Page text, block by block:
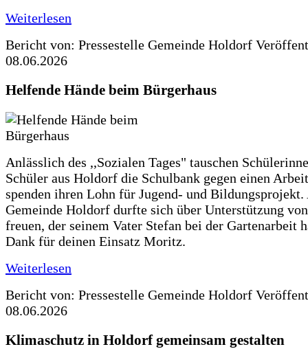
Weiterlesen
Bericht von: Pressestelle Gemeinde Holdorf
08.06.2026
Helfende Hände beim Bürgerhaus
Anlässlich des ,,Sozialen Tages" tauschen
Schüler aus Holdorf die Schulbank gegen einen
spenden ihren Lohn für Jugend- und Bildungsprojekt.
Gemeinde Holdorf durfte sich über Unterstützung
freuen, der seinem Vater Stefan bei der Gartenarbeit
Dank für deinen Einsatz Moritz.
Weiterlesen
Bericht von: Pressestelle Gemeinde Holdorf
08.06.2026
Klimaschutz in Holdorf gemeinsam gestalten